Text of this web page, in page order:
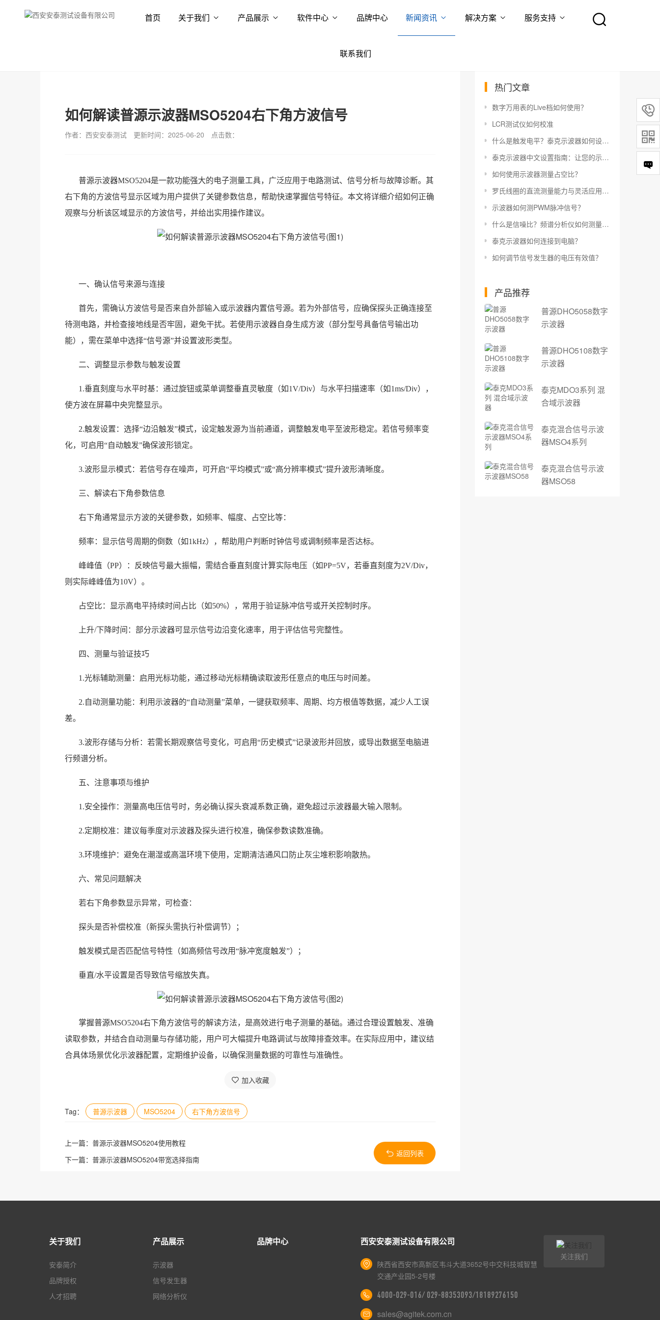
首页 关于我们 产品展示 软件中心 品牌中心 新闻资讯 解决方案 服务支持
联系我们
如何解读普源示波器MSO5204右下角方波信号
作者：西安安泰测试 更新时间：2025-06-20 点击数：
普源示波器MSO5204是一款功能强大的电子测量工具，广泛应用于电路测试、信号分析与故障诊断。其
右下角的方波信号显示区域为用户提供了关键参数信息，帮助快速掌握信号特征。本文将详细介绍如何正确
观察与分析该区域显示的方波信号，并给出实用操作建议。
一、确认信号来源与连接
首先，需确认方波信号是否来自外部输入或示波器内置信号源。若为外部信号，应确保探头正确连接至
待测电路，并检查接地线是否牢固，避免干扰。若使用示波器自身生成方波（部分型号具备信号输出功
能），需在菜单中选择“信号源”并设置波形类型。
二、调整显示参数与触发设置
1.垂直刻度与水平时基：通过旋钮或菜单调整垂直灵敏度（如1V/Div）与水平扫描速率（如1ms/Div），
使方波在屏幕中央完整显示。
2.触发设置：选择“边沿触发”模式，设定触发源为当前通道，调整触发电平至波形稳定。若信号频率变
化，可启用“自动触发”确保波形锁定。
3.波形显示模式：若信号存在噪声，可开启“平均模式”或“高分辨率模式”提升波形清晰度。
三、解读右下角参数信息
右下角通常显示方波的关键参数，如频率、幅度、占空比等：
频率：显示信号周期的倒数（如1kHz），帮助用户判断时钟信号或调制频率是否达标。
峰峰值（PP）：反映信号最大振幅，需结合垂直刻度计算实际电压（如PP=5V，若垂直刻度为2V/Div，
则实际峰峰值为10V）。
占空比：显示高电平持续时间占比（如50%），常用于验证脉冲信号或开关控制时序。
上升/下降时间：部分示波器可显示信号边沿变化速率，用于评估信号完整性。
四、测量与验证技巧
1.光标辅助测量：启用光标功能，通过移动光标精确读取波形任意点的电压与时间差。
2.自动测量功能：利用示波器的“自动测量”菜单，一键获取频率、周期、均方根值等数据，减少人工误
差。
3.波形存储与分析：若需长期观察信号变化，可启用“历史模式”记录波形并回放，或导出数据至电脑进
行频谱分析。
五、注意事项与维护
1.安全操作：测量高电压信号时，务必确认探头衰减系数正确，避免超过示波器最大输入限制。
2.定期校准：建议每季度对示波器及探头进行校准，确保参数读数准确。
3.环境维护：避免在潮湿或高温环境下使用，定期清洁通风口防止灰尘堆积影响散热。
六、常见问题解决
若右下角参数显示异常，可检查：
探头是否补偿校准（新探头需执行补偿调节）；
触发模式是否匹配信号特性（如高频信号改用“脉冲宽度触发”）；
垂直/水平设置是否导致信号缩放失真。
掌握普源MSO5204右下角方波信号的解读方法，是高效进行电子测量的基础。通过合理设置触发、准确
读取参数，并结合自动测量与存储功能，用户可大幅提升电路调试与故障排查效率。在实际应用中，建议结
合具体场景优化示波器配置，定期维护设备，以确保测量数据的可靠性与准确性。
加入收藏
Tag： 普源示波器 MSO5204 右下角方波信号
上一篇： 普源示波器MSO5204使用教程
下一篇： 普源示波器MSO5204带宽选择指南
返回列表
热门文章
数字万用表的Live档如何使用？
LCR测试仪如何校准
什么是触发电平？泰克示波器如何设置触发电平？
泰克示波器中文设置指南：让您的示波器更易于使用
如何使用示波器测量占空比？
罗氏线圈的直流测量能力与灵活应用指南
示波器如何测PWM脉冲信号？
什么是信噪比？频谱分析仪如何测量信噪比？
泰克示波器如何连接到电脑？
如何调节信号发生器的电压有效值？
产品推荐
普源DHO5058数字
示波器
普源DHO5108数字
示波器
泰克MDO3系列 混
合域示波器
泰克混合信号示波
器MSO4系列
泰克混合信号示波
器MSO58
关于我们
安泰简介
品牌授权
人才招聘
产品展示
示波器
信号发生器
网络分析仪
品牌中心 西安安泰测试设备有限公司
陕西省西安市高新区韦斗大道3652号中交科技城智慧
交通产业园5-2号楼
4000-029-016/ 029-88353093/18189276150
sales@agitek.com.cn
关注我们

